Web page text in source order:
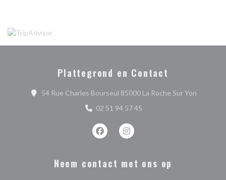
Plattegrond en Contact
54 Rue Charles Bourseul 85000 La Roche Sur Yon((opent
02 51 94 57 45
Facebook ((opent in een nieuw
Instagram ((opent in een
Neem contact met ons op